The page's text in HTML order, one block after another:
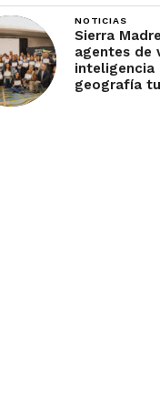
NOTICIAS
Sierra
agentes de
inteligencia
geografía